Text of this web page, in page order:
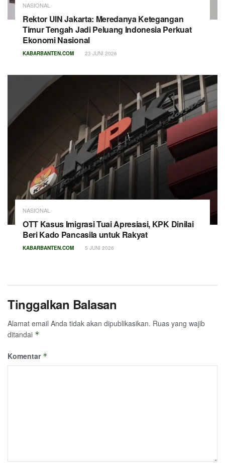
NASIONAL
Rektor UIN Jakarta: Meredanya Ketegangan
Timur Tengah Jadi Peluang Indonesia Perkuat
Ekonomi Nasional
KABARBANTEN.COM 23 JUNI 2026
NASIONAL
OTT Kasus Imigrasi Tuai Apresiasi, KPK Dinilai
Beri Kado Pancasila untuk Rakyat
KABARBANTEN.COM 5 JUNI 2026
Tinggalkan Balasan
Alamat email Anda tidak akan dipublikasikan. Ruas yang wajib
ditandai *
Komentar *